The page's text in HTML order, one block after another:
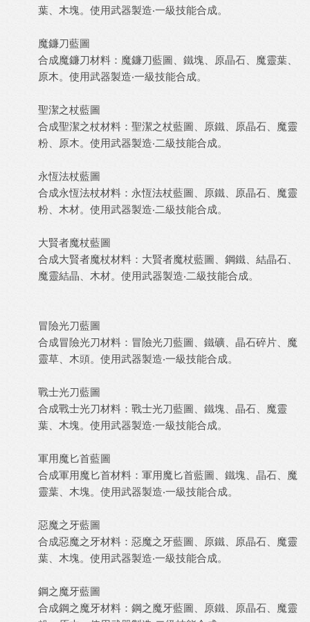
葉、木塊。使用武器製造‧一級技能合成。
魔鐮刀藍圖
合成魔鐮刀材料：魔鐮刀藍圖、鐵塊、原晶石、魔靈葉、
原木。使用武器製造‧一級技能合成。
聖潔之杖藍圖
合成聖潔之杖材料：聖潔之杖藍圖、原鐵、原晶石、魔靈
粉、原木。使用武器製造‧二級技能合成。
永恆法杖藍圖
合成永恆法杖材料：永恆法杖藍圖、原鐵、原晶石、魔靈
粉、木材。使用武器製造‧二級技能合成。
大賢者魔杖藍圖
合成大賢者魔杖材料：大賢者魔杖藍圖、鋼鐵、結晶石、
魔靈結晶、木材。使用武器製造‧二級技能合成。
冒險光刀藍圖
合成冒險光刀材料：冒險光刀藍圖、鐵礦、晶石碎片、魔
靈草、木頭。使用武器製造‧一級技能合成。
戰士光刀藍圖
合成戰士光刀材料：戰士光刀藍圖、鐵塊、晶石、魔靈
葉、木塊。使用武器製造‧一級技能合成。
軍用魔匕首藍圖
合成軍用魔匕首材料：軍用魔匕首藍圖、鐵塊、晶石、魔
靈葉、木塊。使用武器製造‧一級技能合成。
惡魔之牙藍圖
合成惡魔之牙材料：惡魔之牙藍圖、原鐵、原晶石、魔靈
葉、木塊。使用武器製造‧一級技能合成。
鋼之魔牙藍圖
合成鋼之魔牙材料：鋼之魔牙藍圖、原鐵、原晶石、魔靈